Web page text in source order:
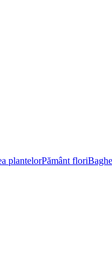
plantelorPământ flori